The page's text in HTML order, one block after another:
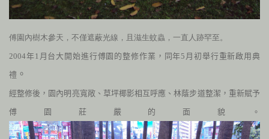
傅園內樹木參天，不僅遮蔽光線，且滋生蚊蟲，一直人跡罕至。
2004年1 月台大開始進行傅園的整修作業，同年5 月初舉行重新啟用典
禮 。
經整修後，園內明亮寬敞、草坪椰影相互呼應、林蔭步道整潔，重新賦予
傅園莊嚴的面貌。